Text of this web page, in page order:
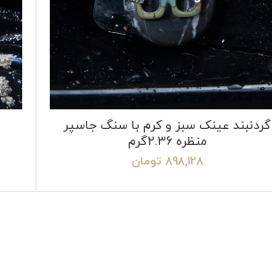
گردنبند عینک سبز و کرم با سنگ جاسپر
منظره 2.36گرم
898,128 تومان